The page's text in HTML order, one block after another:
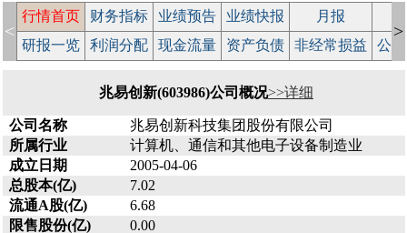
<
行情首页 财务指标 业绩预告 业绩快报 月报
研报一览
利润分配 现金流量 资产负债 非经常损益 公
>
兆易创新(603986)公司概况>>详细
公司名称
兆易创新科技集团股份有限公司
所属行业
计算机、通信和其他电子设备制造业
成立日期
2005-04-06
总股本(亿)
7.02
流通A股(亿)
6.68
限售股份(亿)
0.00